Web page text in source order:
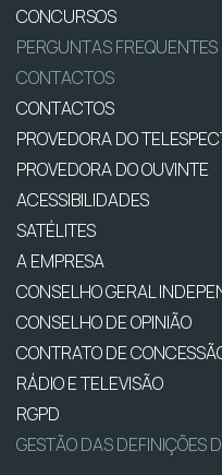
CONCURSOS
PERGUNTAS FREQUENTES
CONTACTOS
CONTACTOS
PROVEDORA DO
PROVEDORA DO OUVINTE
ACESSIBILIDADES
SATÉLITES
A EMPRESA
CONSELHO GERAL
CONSELHO DE OPINIÃO
CONTRATO DE
RÁDIO E TELEVISÃO
RGPD
GESTÃO DAS DEFINIÇÕES